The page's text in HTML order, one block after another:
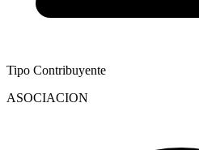
Tipo Contribuyente
ASOCIACION